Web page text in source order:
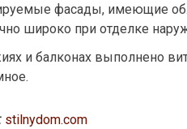
фасады, имеющие
широко при отделке
и балконах выполнено
stilnydom.com